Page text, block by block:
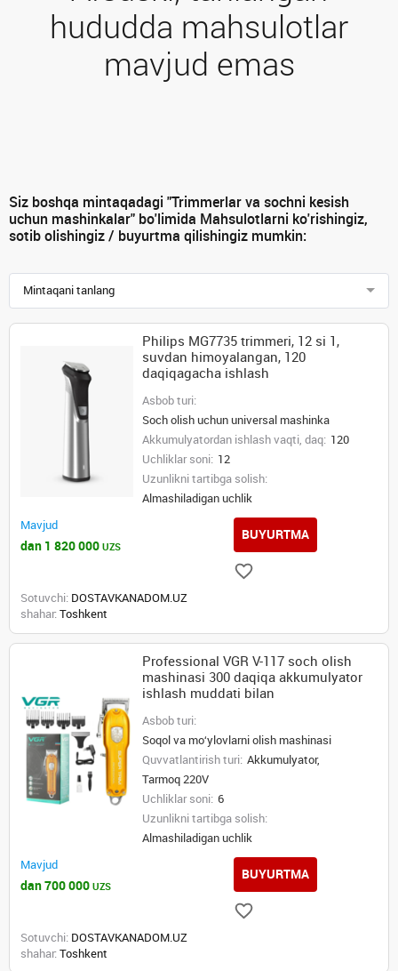
hududda mahsulotlar
mavjud emas
Siz boshqa mintaqadagi "Trimmerlar va sochni kesish
uchun mashinkalar" bo'limida Mahsulotlarni ko'rishingiz,
sotib olishingiz / buyurtma qilishingiz mumkin:
Mintaqani tanlang
Philips MG7735 trimmeri, 12 si 1,
suvdan himoyalangan, 120
daqiqagacha ishlash
Asbob turi:
Soch olish uchun universal mashinka
Akkumulyatordan ishlash vaqti, daq: 120
Uchliklar soni: 12
Uzunlikni tartibga solish:
Almashiladigan uchlik
Mavjud
dan 1 820 000 UZS
BUYURTMA
Sotuvchi: DOSTAVKANADOM.UZ
shahar: Toshkent
Professional VGR V-117 soch olish
mashinasi 300 daqiqa akkumulyator
ishlash muddati bilan
Asbob turi:
Soqol va mo‘ylovlarni olish mashinasi
Quvvatlantirish turi: Akkumulyator,
Tarmoq 220V
Uchliklar soni: 6
Uzunlikni tartibga solish:
Almashiladigan uchlik
Mavjud
dan 700 000 UZS
BUYURTMA
Sotuvchi: DOSTAVKANADOM.UZ
shahar: Toshkent